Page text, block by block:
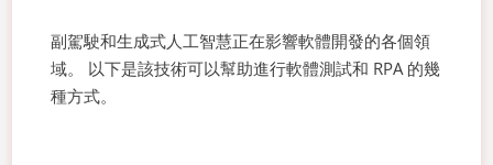
副駕駛和生成式人工智慧正在影響軟體開發的各個領
域。 以下是該技術可以幫助進行軟體測試和 RPA 的幾
種方式。